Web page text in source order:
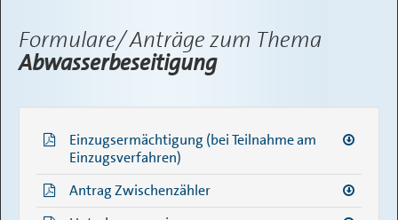
Formulare/ Anträge zum Thema
Abwasserbeseitigung
Einzugsermächtigung (bei Teilnahme am
Einzugsverfahren)
Antrag Zwischenzähler